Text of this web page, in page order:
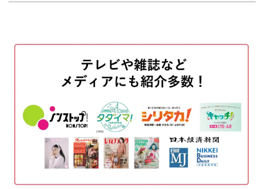
3Dフラワーの作り方を図で解説
使用するブラシ
ミクスチュアの取り方 16:06
一段目の花びらを作る
二段目の花びらを作る